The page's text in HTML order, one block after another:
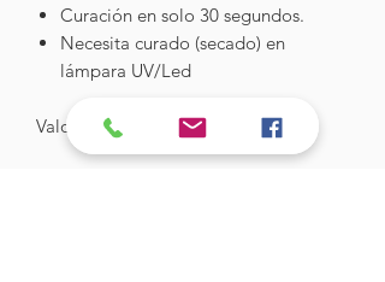
Curación en solo 30 segundos.
Necesita curado (secado) en
lámpara UV/Led
Valor: $9.490